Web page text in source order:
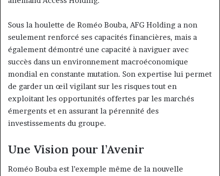
Sous la houlette de Roméo Bouba, AFG Holding a non
seulement renforcé ses capacités financières, mais a
également démontré une capacité à naviguer avec
succès dans un environnement macroéconomique
mondial en constante mutation. Son expertise lui permet
de garder un œil vigilant sur les risques tout en
exploitant les opportunités offertes par les marchés
émergents et en assurant la pérennité des
investissements du groupe.
Une Vision pour l’Avenir
Roméo Bouba est l’exemple même de la nouvelle